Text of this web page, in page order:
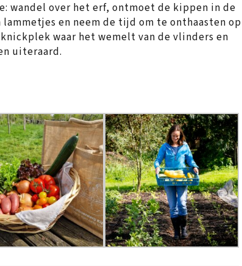
wandel over het erf, ontmoet de kippen in de
en neem de tijd om te onthaasten op
waar het wemelt van de vlinders en
uiteraard.